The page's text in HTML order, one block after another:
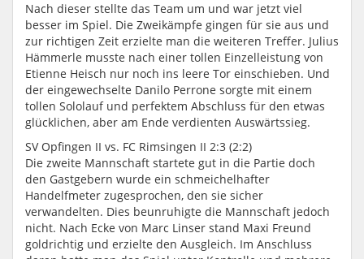
Nach dieser stellte das Team um und war jetzt viel
besser im Spiel. Die Zweikämpfe gingen für sie aus und
zur richtigen Zeit erzielte man die weiteren Treffer. Julius
Hämmerle musste nach einer tollen Einzelleistung von
Etienne Heisch nur noch ins leere Tor einschieben. Und
der eingewechselte Danilo Perrone sorgte mit einem
tollen Sololauf und perfektem Abschluss für den etwas
glücklichen, aber am Ende verdienten Auswärtssieg.
SV Opfingen II vs. FC Rimsingen II 2:3 (2:2)
Die zweite Mannschaft startete gut in die Partie doch
den Gastgebern wurde ein schmeichelhafter
Handelfmeter zugesprochen, den sie sicher
verwandelten. Dies beunruhigte die Mannschaft jedoch
nicht. Nach Ecke von Marc Linser stand Maxi Freund
goldrichtig und erzielte den Ausgleich. Im Anschluss